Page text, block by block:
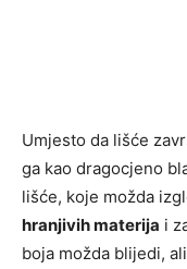
Umjesto da lišće
ga kao dragocjeno
lišće, koje možda
hranjivih materija i
boja možda blijedi,